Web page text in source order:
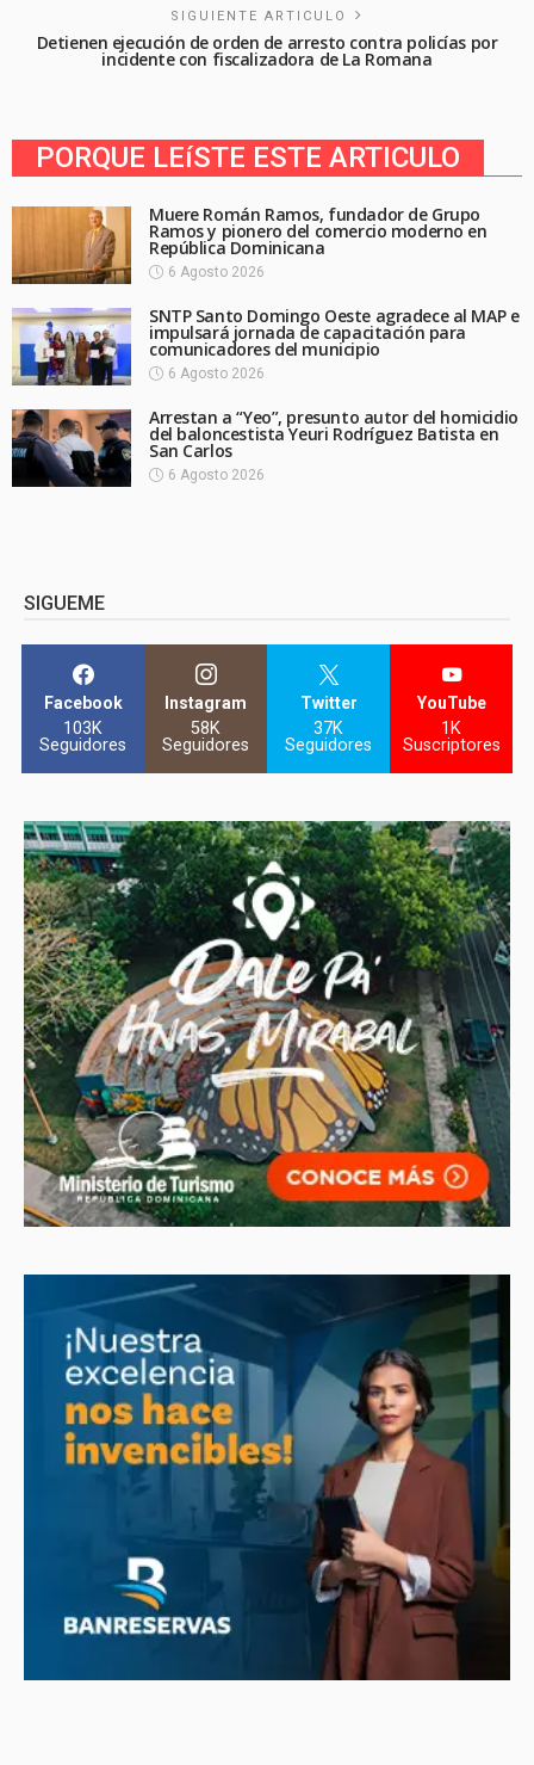
SIGUIENTE ARTICULO
Detienen ejecución de orden de arresto contra policías por
incidente con fiscalizadora de La Romana
PORQUE LEíSTE ESTE ARTICULO
Muere Román Ramos, fundador de Grupo
Ramos y pionero del comercio moderno en
República Dominicana
6 Agosto 2026
SNTP Santo Domingo Oeste agradece al MAP e
impulsará jornada de capacitación para
comunicadores del municipio
6 Agosto 2026
Arrestan a “Yeo”, presunto autor del homicidio
del baloncestista Yeuri Rodríguez Batista en
San Carlos
6 Agosto 2026
SIGUEME
Facebook
103K
Seguidores
Instagram
58K
Seguidores
Twitter
37K
Seguidores
YouTube
1K
Suscriptores